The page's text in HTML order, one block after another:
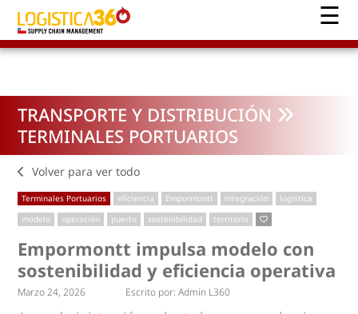
TRANSPORTE Y DISTRIBUCIÓN
TERMINALES PORTUARIOS
Volver para ver todo
Terminales Portuarios eficiencia Empormontt integración
logística
modelo
operación puerto sostenibilidad territorio
Empormontt impulsa modelo con
sostenibilidad y eficiencia operativa
Marzo 24, 2026 Escrito por: Admin L360